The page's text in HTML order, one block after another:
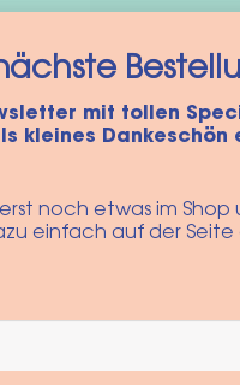
Ein Link zum
E-Mail-Adresse
Ich
informiert
Ja, ich
Ich möchte
mit tollen
kleines Dankeschön
noch etwas im Shop
einfach auf der Seite